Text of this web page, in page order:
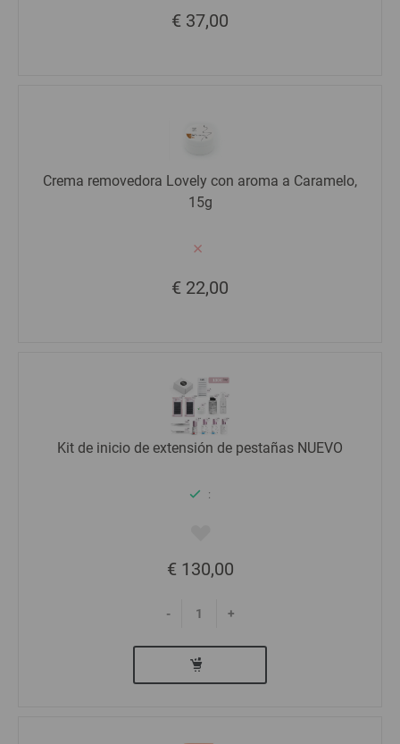
€ 37,00
Crema removedora Lovely con aroma a Caramelo,
15g
€ 22,00
Kit de inicio de extensión de pestañas NUEVO
:
€ 130,00
- +